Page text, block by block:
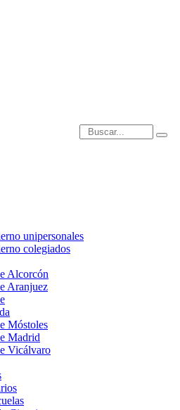
Introduce términos de
unipersonales
colegiados
Alcorcón
Aranjuez
Móstoles
Madrid
Vicálvaro